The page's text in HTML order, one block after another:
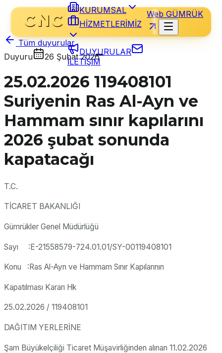
KURUMSAL
HİZMETLERİMİZ
DUYURULAR
İLETİŞİM
Web GÜMRÜK
Tüm duyurular
Duyuru
26 Şubat 2026
25.02.2026 119408101
Suriyenin Ras Al-Ayn ve
Hammam sınır kapılarını
2026 şubat sonunda
kapatacağı
T.C.
TİCARET BAKANLIĞI
Gümrükler Genel Müdürlüğü
Sayı :E-21558579-724.01.01/SY-00119408101
Konu :Ras Al-Ayn ve Hammam Sınır Kapılarının
Kapatılması Kararı Hk
25.02.2026 / 119408101
DAĞITIM YERLERİNE
Şam Büyükelçiliği Ticaret Müşavirliğinden alınan 11.02.2026